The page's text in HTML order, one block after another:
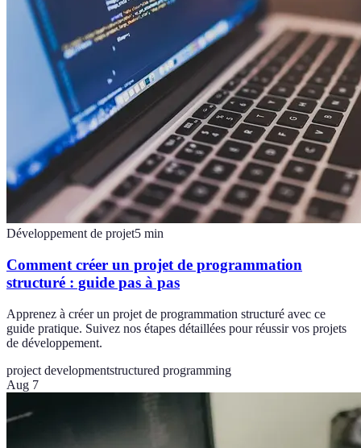
Développement de projet5 min
Comment créer un projet de programmation
structuré : guide pas à pas
Apprenez à créer un projet de programmation structuré avec ce
guide pratique. Suivez nos étapes détaillées pour réussir vos projets
de développement.
project developmentstructured programming
Aug 7